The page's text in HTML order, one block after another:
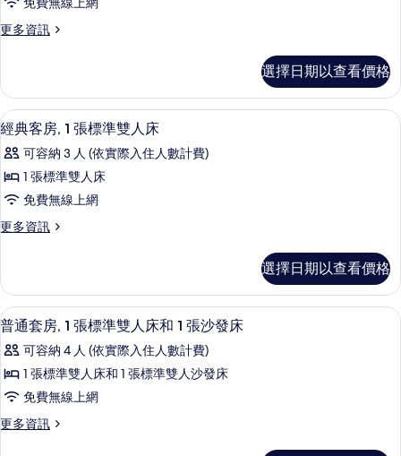
2
單
人
床
的
所
有
相
更多資訊
更
客
房,
2
單
人
的
詳
情
選擇日期以查看價格
顯
示
經
典
房,
張
標
準
雙
人
床
的
經典客房, 1 張標準雙人床 | 1 間臥室
6
經典客房, 1 張標準雙人床
可容納 3 人 (依實際入住人數計費)
1 張標準雙人床
免費無線上網
更多資訊
更
客
房,
1
張
標
準
人
床
的
選擇日期以查看價格
顯
示
普
通
房,
普通套房, 1 張標準雙人床和 1 張沙發
5
普通套房, 1 張標準雙人床和 1 張沙發床
可容納 4 人 (依實際入住人數計費)
1 張標準雙人床和 1 張標準雙人沙發床
免費無線上網
更多資訊
更